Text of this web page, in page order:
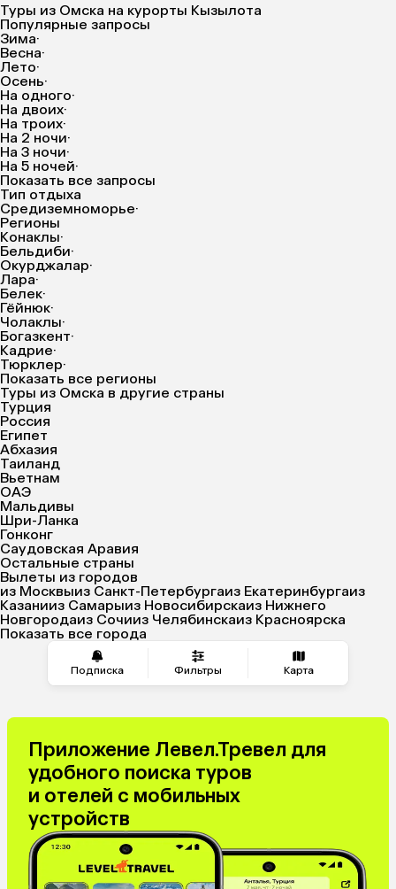
Подписка Фильтры Карта
Туры из Омска на курорты Кызылота
Популярные запросы
Зима·
Весна·
Лето·
Осень·
На одного·
На двоих·
На троих·
На 2 ночи·
На 3 ночи·
На 5 ночей·
Показать все запросы
Тип отдыха
Средиземноморье·
Регионы
Конаклы·
Бельдиби·
Окурджалар·
Лара·
Белек·
Гёйнюк·
Чолаклы·
Богазкент·
Кадрие·
Тюрклер·
Показать все регионы
Туры из Омска в другие страны
Турция
Россия
Египет
Абхазия
Таиланд
Вьетнам
ОАЭ
Мальдивы
Шри-Ланка
Гонконг
Саудовская Аравия
Остальные страны
Вылеты из городов
из Москвыиз Санкт-Петербургаиз Екатеринбургаиз
Казанииз Самарыиз Новосибирскаиз Нижнего
Новгородаиз Сочииз Челябинскаиз Красноярска
Показать все города
Приложение Левел.Тревел для
удобного поиска туров
и отелей с мобильных
устройств